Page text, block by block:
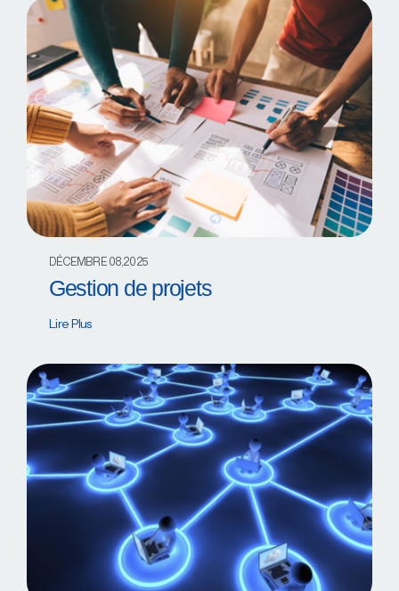
DÉCEMBRE 08,2025
Gestion de projets
Lire Plus